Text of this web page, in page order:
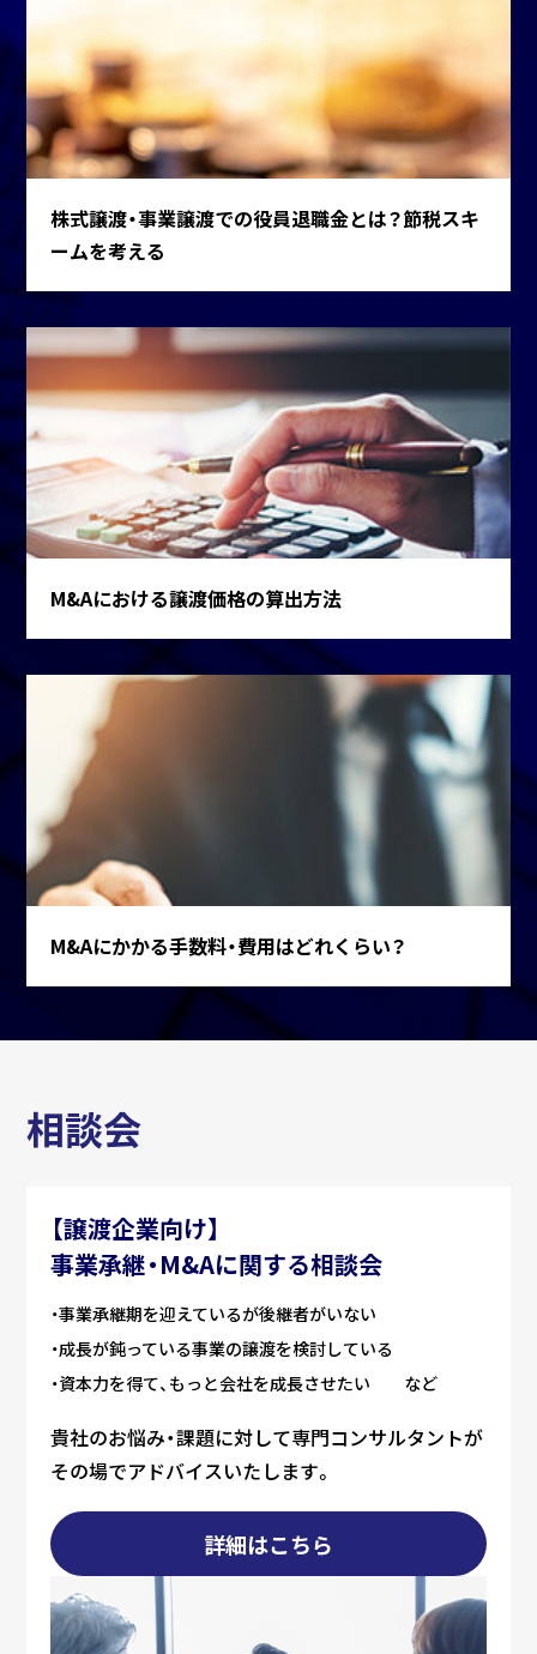
株式譲渡・事業譲渡での役員退職金とは？節税スキ
ームを考える
M&Aにおける譲渡価格の算出方法
M&Aにかかる手数料・費用はどれくらい？
相談会
【譲渡企業向け】
事業承継・M&Aに関する相談会
事業承継期を迎えているが後継者がいない
成長が鈍っている事業の譲渡を検討している
資本力を得て、もっと会社を成長させたい など
貴社のお悩み・課題に対して専門コンサルタントが
その場でアドバイスいたします。
詳細はこちら